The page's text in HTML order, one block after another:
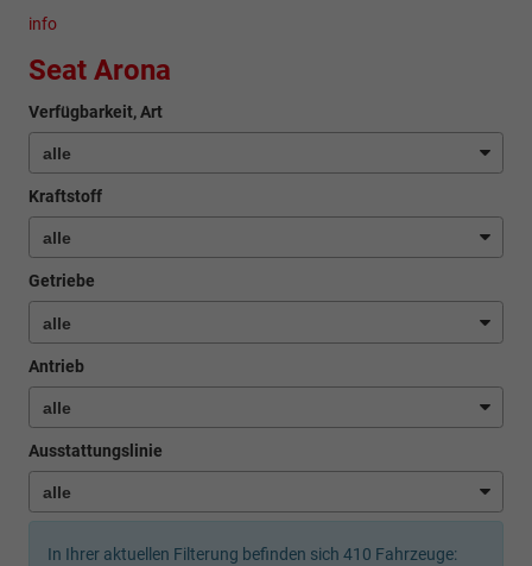
info
Seat Arona
Verfügbarkeit, Art
Kraftstoff
Getriebe
Antrieb
Ausstattungslinie
In Ihrer aktuellen Filterung befinden sich 410 Fahrzeuge: